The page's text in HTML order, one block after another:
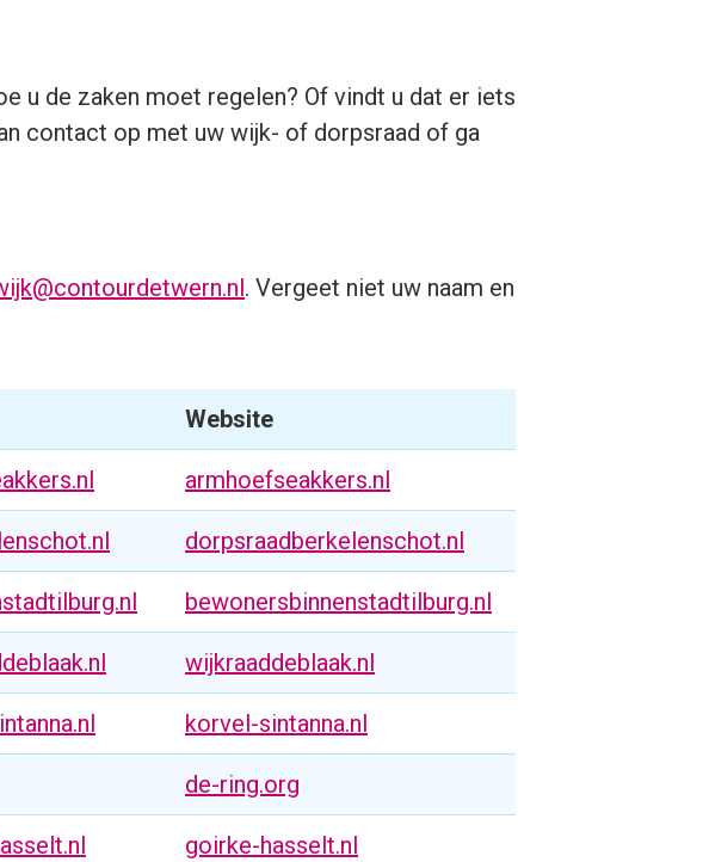
u de zaken moet regelen? Of vindt u dat er iets
contact op met uw wijk- of dorpsraad of ga
. Vergeet niet uw naam en
Website
armhoefseakkers.nl
dorpsraadberkelenschot.nl
bewonersbinnenstadtilburg.nl
wijkraaddeblaak.nl
korvel-sintanna.nl
de-ring.org
goirke-hasselt.nl